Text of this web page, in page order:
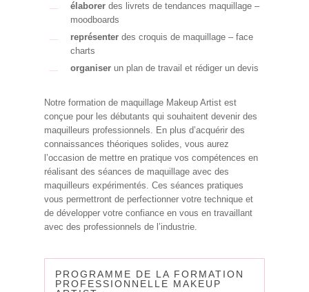
élaborer des livrets de tendances maquillage –
moodboards
représenter des croquis de maquillage – face
charts
organiser un plan de travail et rédiger un devis
Notre formation de maquillage Makeup Artist est
conçue pour les débutants qui souhaitent devenir des
maquilleurs professionnels. En plus d’acquérir des
connaissances théoriques solides, vous aurez
l’occasion de mettre en pratique vos compétences en
réalisant des séances de maquillage avec des
maquilleurs expérimentés. Ces séances pratiques
vous permettront de perfectionner votre technique et
de développer votre confiance en vous en travaillant
avec des professionnels de l’industrie.
PROGRAMME DE LA FORMATION
PROFESSIONNELLE MAKEUP